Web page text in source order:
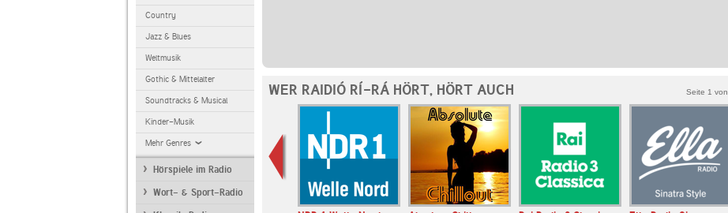
Country
Jazz & Blues
Weltmusik
Gothic & Mittelalter
Soundtracks & Musical
Kinder-Musik
Mehr Genres
Hörspiele im Radio
Wort- & Sport-Radio
WER RAIDIÓ RÍ-RÁ HÖRT, HÖRT AUCH Seite 1 von